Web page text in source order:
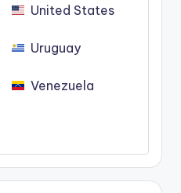
United States
Uruguay
Venezuela